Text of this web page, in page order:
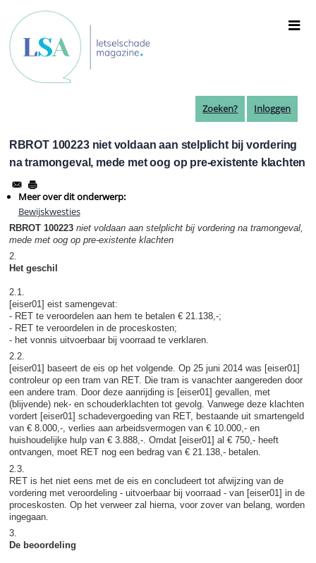
naar
de
inhoud
gaan
Zoeken? Inloggen
RBROT 100223 niet voldaan aan stelplicht bij vordering
na tramongeval, mede met oog op pre-existente klachten
Meer over dit onderwerp:
Bewijskwesties
RBROT 100223niet voldaan aan stelplicht bij vordering na tramongeval,
mede met oog op pre-existente klachten
2.
Het geschil
2.1.
[eiser01] eist samengevat:
- RET te veroordelen aan hem te betalen € 21.138,-;
- RET te veroordelen in de proceskosten;
- het vonnis uitvoerbaar bij voorraad te verklaren.
2.2.
[eiser01] baseert de eis op het volgende. Op 25 juni 2014 was [eiser01]
controleur op een tram van RET. Die tram is vanachter aangereden door
een andere tram. Door deze aanrijding is [eiser01] gevallen, met
(blijvende) nek- en schouderklachten tot gevolg. Vanwege deze klachten
vordert [eiser01] schadevergoeding van RET, bestaande uit smartengeld
van € 8.000,-, verlies aan arbeidsvermogen van € 10.000,- en
huishoudelijke hulp van € 3.888,-. Omdat [eiser01] al € 750,- heeft
ontvangen, moet RET nog een bedrag van € 21.138,- betalen.
2.3.
RET is het niet eens met de eis en concludeert tot afwijzing van de
vordering met veroordeling - uitvoerbaar bij voorraad - van [eiser01] in de
proceskosten. Op het verweer zal hierna, voor zover van belang, worden
ingegaan.
3.
De beoordeling